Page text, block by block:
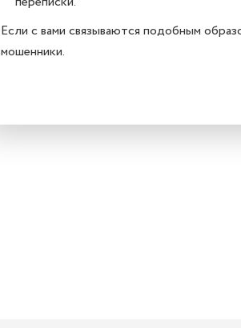
Если с вами связываются подобным
мошенники.